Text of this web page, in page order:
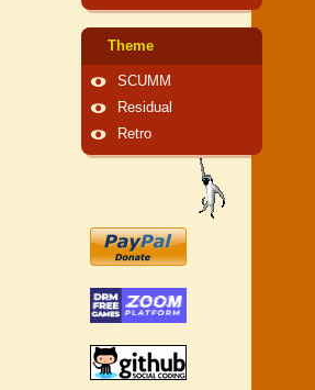
Theme
SCUMM
Residual
Retro